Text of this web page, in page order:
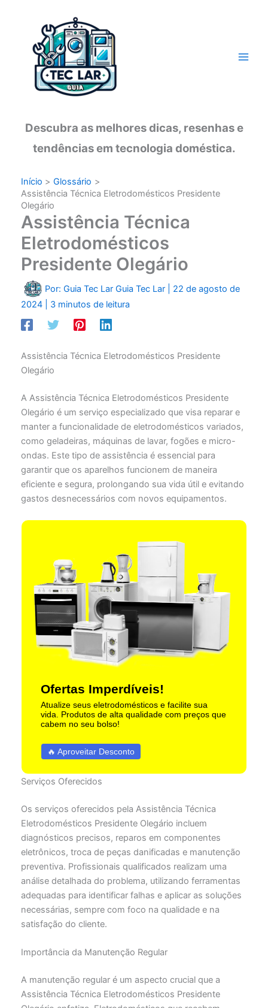
conteúdo
Descubra as melhores dicas, resenhas e
tendências em tecnologia doméstica.
Início
Glossário
Assistência Técnica Eletrodomésticos Presidente
Olegário
Assistência Técnica
Eletrodomésticos
Presidente Olegário
Por: Guia Tec Lar Guia Tec Lar
22 de agosto de
2024
3 minutos de leitura
Assistência Técnica Eletrodomésticos Presidente
Olegário
A Assistência Técnica Eletrodomésticos Presidente
Olegário é um serviço especializado que visa reparar e
manter a funcionalidade de eletrodomésticos variados,
como geladeiras, máquinas de lavar, fogões e micro-
ondas. Este tipo de assistência é essencial para
garantir que os aparelhos funcionem de maneira
eficiente e segura, prolongando sua vida útil e evitando
gastos desnecessários com novos equipamentos.
Ofertas Imperdíveis!
Atualize seus eletrodomésticos e facilite sua
vida. Produtos de alta qualidade com preços que
cabem no seu bolso!
🔥 Aproveitar Desconto
Serviços Oferecidos
Os serviços oferecidos pela Assistência Técnica
Eletrodomésticos Presidente Olegário incluem
diagnósticos precisos, reparos em componentes
eletrônicos, troca de peças danificadas e manutenção
preventiva. Profissionais qualificados realizam uma
análise detalhada do problema, utilizando ferramentas
adequadas para identificar falhas e aplicar as soluções
necessárias, sempre com foco na qualidade e na
satisfação do cliente.
Importância da Manutenção Regular
A manutenção regular é um aspecto crucial que a
Assistência Técnica Eletrodomésticos Presidente